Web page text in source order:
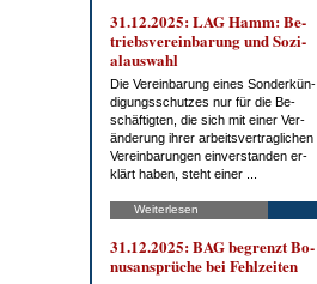
31.12.2025: LAG Hamm: Be­
triebs­ver­ein­ba­rung und So­zi­
al­aus­wahl
Die Ver­ein­ba­rung ei­nes Son­der­kün­
di­gungs­schut­zes nur für die Be­
schäf­tig­ten, die sich mit ei­ner Ver­
än­de­rung ih­rer ar­beits­ver­trag­li­chen
Ver­ein­ba­run­gen ein­ver­stan­den er­
klärt ha­ben, steht ei­ner ...
Weiterlesen
31.12.2025: BAG be­grenzt Bo­
nus­an­sprü­che bei Fehl­zei­ten